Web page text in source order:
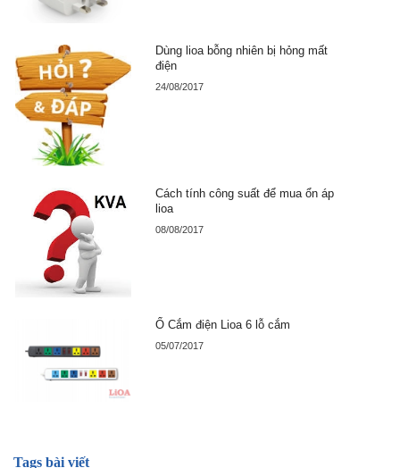
Dùng lioa bỗng nhiên bị hỏng mất
điện
24/08/2017
Cách tính công suất để mua ổn áp
lioa
08/08/2017
Ổ Cắm điện Lioa 6 lỗ cắm
05/07/2017
Tags bài viết